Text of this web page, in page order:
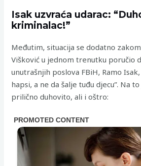
Isak uzvraća udarac:
kriminalac!”
Međutim, situacija se dodatno
Višković u jednom trenutku poručio
unutrašnjih poslova FBiH, Ramo Isak,
hapsi, a ne da šalje tuđu djecu”. Na
prilično duhovito, ali i oštro: